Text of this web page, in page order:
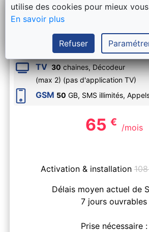
Scarlet Pack Trio Mobile
Fiber Boost
Internet Vitesse 300Mbps
Volume illimité,Upload30Mbps
TV 30chaines, Décodeur
(max 2) (pas d'application TV)
GSM 50 GB, SMS illimités,
65 € /mois
Activation & installation
Délais moyen actuel de
7 jours ouvrables
Prise nécessaire :
utilise des cookies pour mieux
En savoir plus
Refuser